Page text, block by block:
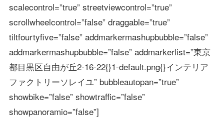
scalecontrol=”true” streetviewcontrol=”true”
scrollwheelcontrol=”false” draggable=”true”
tiltfourtyfive=”false” addmarkermashupbubble=”false”
addmarkermashupbubble=”false” addmarkerlist=”東京
都目黒区自由が丘2-16-22{}1-default.png{}インテリア
ファクトリーソレイユ” bubbleautopan=”true”
showbike=”false” showtraffic=”false”
showpanoramio=”false”]